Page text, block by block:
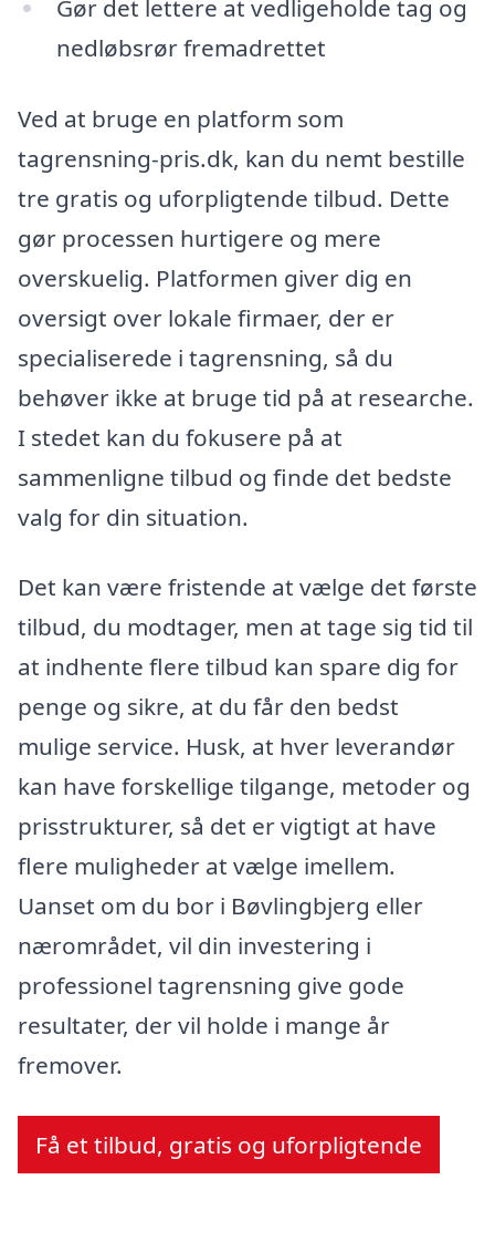
Gør det lettere at vedligeholde tag og
nedløbsrør fremadrettet
Ved at bruge en platform som
tagrensning-pris.dk, kan du nemt bestille
tre gratis og uforpligtende tilbud. Dette
gør processen hurtigere og mere
overskuelig. Platformen giver dig en
oversigt over lokale firmaer, der er
specialiserede i tagrensning, så du
behøver ikke at bruge tid på at researche.
I stedet kan du fokusere på at
sammenligne tilbud og finde det bedste
valg for din situation.
Det kan være fristende at vælge det første
tilbud, du modtager, men at tage sig tid til
at indhente flere tilbud kan spare dig for
penge og sikre, at du får den bedst
mulige service. Husk, at hver leverandør
kan have forskellige tilgange, metoder og
prisstrukturer, så det er vigtigt at have
flere muligheder at vælge imellem.
Uanset om du bor i Bøvlingbjerg eller
nærområdet, vil din investering i
professionel tagrensning give gode
resultater, der vil holde i mange år
fremover.
Få et tilbud, gratis og uforpligtende